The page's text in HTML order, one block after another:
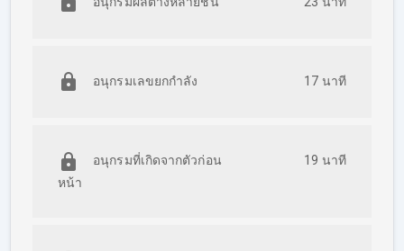
อนุกรมเลขยกกำลัง 17 นาที
อนุกรมที่เกิดจากตัวก่อน
หน้า
19 นาที